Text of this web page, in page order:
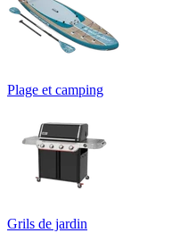
Plage et camping
Grils de jardin